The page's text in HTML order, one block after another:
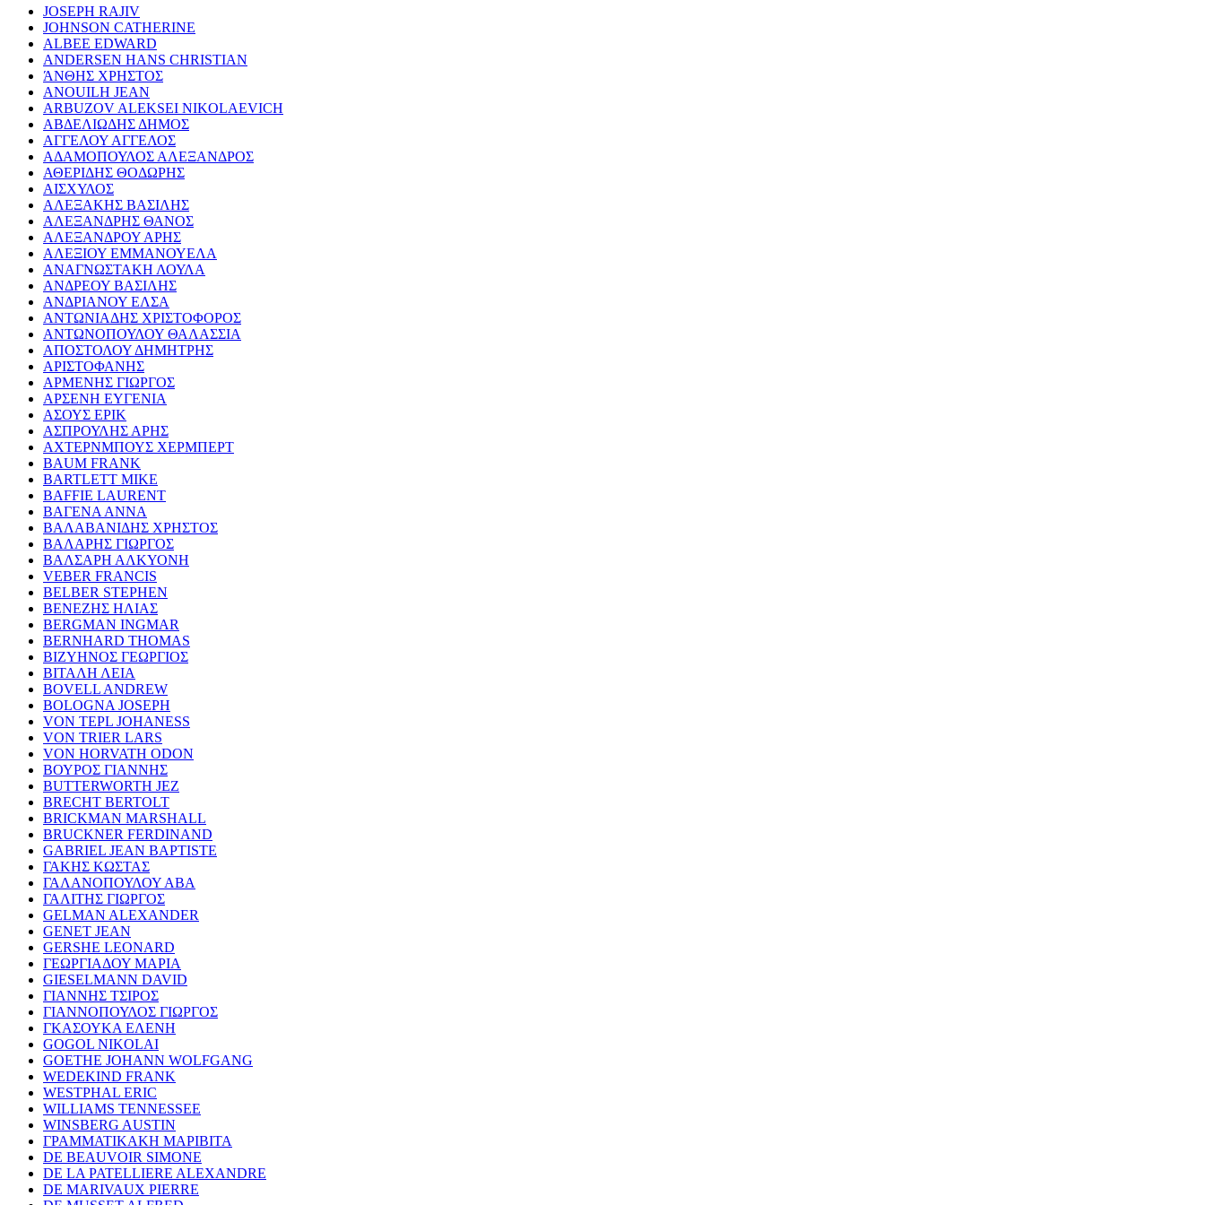
JOSEPH RAJIV
JOHNSON CATHERINE
ALBEE EDWARD
ANDERSEN HANS CHRISTIAN
ΆΝΘΗΣ ΧΡΗΣΤΟΣ
ANOUILH JEAN
ARBUZOV ALEKSEI NIKOLAEVICH
ΑΒΔΕΛΙΩΔΗΣ ΔΗΜΟΣ
ΑΓΓΕΛΟΥ ΑΓΓΕΛΟΣ
ΑΔΑΜΟΠΟΥΛΟΣ ΑΛΕΞΑΝΔΡΟΣ
ΑΘΕΡΙΔΗΣ ΘΟΔΩΡΗΣ
ΑΙΣΧΥΛΟΣ
ΑΛΕΞΑΚΗΣ ΒΑΣΙΛΗΣ
ΑΛΕΞΑΝΔΡΗΣ ΘΑΝΟΣ
ΑΛΕΞΑΝΔΡΟΥ ΑΡΗΣ
ΑΛΕΞΙΟΥ ΕΜΜΑΝΟΥΕΛΑ
ΑΝΑΓΝΩΣΤΑΚΗ ΛΟΥΛΑ
ΑΝΔΡΕΟΥ ΒΑΣΙΛΗΣ
ΑΝΔΡΙΑΝΟΥ ΕΛΣΑ
ΑΝΤΩΝΙΑΔΗΣ ΧΡΙΣΤΟΦΟΡΟΣ
ΑΝΤΩΝΟΠΟΥΛΟΥ ΘΑΛΑΣΣΙΑ
ΑΠΟΣΤΟΛΟΥ ΔΗΜΗΤΡΗΣ
ΑΡΙΣΤΟΦΑΝΗΣ
ΑΡΜΕΝΗΣ ΓΙΩΡΓΟΣ
ΑΡΣΕΝΗ ΕΥΓΕΝΙΑ
ΑΣΟΥΣ ΕΡΙΚ
ΑΣΠΡΟΥΛΗΣ ΑΡΗΣ
ΑΧΤΕΡΝΜΠΟΥΣ ΧΕΡΜΠΕΡΤ
BAUM FRANK
BARTLETT MIKE
BAFFIE LAURENT
ΒΑΓΕΝΑ ΑΝΝΑ
ΒΑΛΑΒΑΝΙΔΗΣ ΧΡΗΣΤΟΣ
ΒΑΛΑΡΗΣ ΓΙΩΡΓΟΣ
ΒΑΛΣΑΡΗ ΑΛΚΥΟΝΗ
VEBER FRANCIS
BELBER STEPHEN
ΒΕΝΕΖΗΣ ΗΛΙΑΣ
BERGMAN INGMAR
BERNHARD THOMAS
ΒΙΖΥΗΝΟΣ ΓΕΩΡΓΙΟΣ
ΒΙΤΑΛΗ ΛΕΙΑ
BOVELL ANDREW
BOLOGNA JOSEPH
VON TEPL JOHANESS
VON TRIER LARS
VON HORVATH ODON
ΒΟΥΡΟΣ ΓΙΑΝΝΗΣ
BUTTERWORTH JEZ
BRECHT BERTOLT
BRICKMAN MARSHALL
BRUCKNER FERDINAND
GABRIEL JEAN BAPTISTE
ΓΑΚΗΣ ΚΩΣΤΑΣ
ΓΑΛΑΝΟΠΟΥΛΟΥ ΑΒΑ
ΓΑΛΙΤΗΣ ΓΙΩΡΓΟΣ
GELMAN ALEXANDER
GENET JEAN
GERSHE LEONARD
ΓΕΩΡΓΙΑΔΟΥ ΜΑΡΙΑ
GIESELMANN DAVID
ΓΙΑΝΝΗΣ ΤΣΙΡΟΣ
ΓΙΑΝΝΟΠΟΥΛΟΣ ΓΙΩΡΓΟΣ
ΓΚΑΣΟΥΚΑ ΕΛΕΝΗ
GOGOL NIKOLAI
GOETHE JOHANN WOLFGANG
WEDEKIND FRANK
WESTPHAL ERIC
WILLIAMS TENNESSEE
WINSBERG AUSTIN
ΓΡΑΜΜΑΤΙΚΑΚΗ ΜΑΡΙΒΙΤΑ
DE BEAUVOIR SIMONE
DE LA PATELLIERE ALEXANDRE
DE MARIVAUX PIERRE